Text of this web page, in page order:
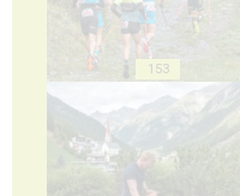
153